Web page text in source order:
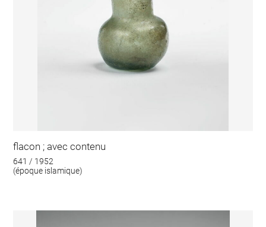
flacon ; avec contenu
641 / 1952
(époque islamique)